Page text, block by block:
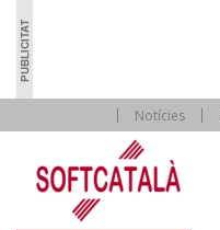
Notícies